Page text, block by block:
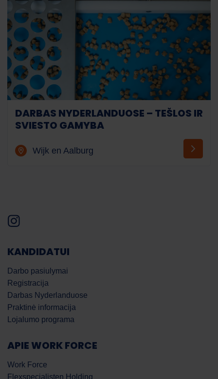
DARBAS NYDERLANDUOSE – TEŠLOS IR
SVIESTO GAMYBA
Wijk en Aalburg
KANDIDATUI
Darbo pasiulymai
Registracija
Darbas Nyderlanduose
Praktinė informacija
Lojalumo programa
APIE WORK FORCE
Work Force
Flexspecialisten Holding